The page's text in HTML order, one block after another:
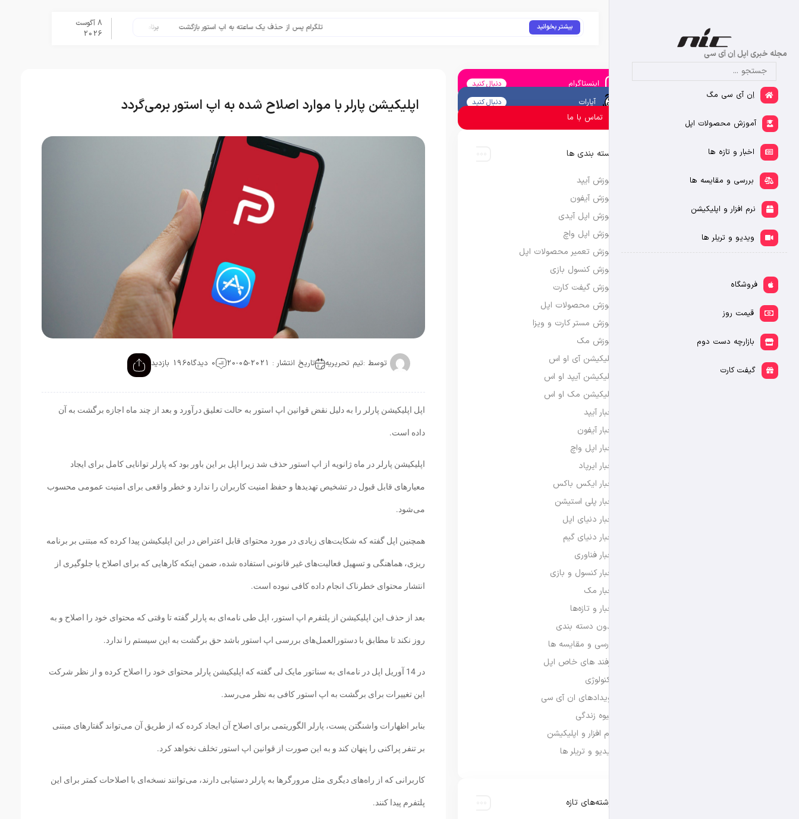
مجله خبری اپل اِن آی سی
اِن آی سی مگ
آموزش محصولات اپل
اخبار و تازه ها
بررسی و مقایسه ها
نرم افزار و اپلیکیشن
ویدیو و تریلر ها
فروشگاه
قیمت روز
بازارچه دست دوم
گیفت کارت
بیشتر بخوانید تلگرام پس از حذف یک ساعته به اپ استور بازگشت برنامه Apple Upgrade معرفی شد؛ شرایط اپل برای اجاره آیفون، آیپد، مک و اپل واچ
8 آگوست
2026
اپلیکیشن پارلر با موارد اصلاح شده به اپ استور برمی‌گردد
توسط :تیم تحریریه تاریخ انتشار : 2021-05-20 0 دیدگاه 196 بازدید
اپل اپلیکیشن پارلر را به دلیل نقض قوانین اپ استور به حالت تعلیق درآورد و بعد از چند ماه اجازه برگشت به آن
داده است.
اپلیکیشن پارلر در ماه ژانویه از اپ استور حذف شد زیرا اپل بر این باور بود که پارلر توانایی کامل برای ایجاد
معیارهای قابل قبول در تشخیص تهدیدها و حفظ امنیت کاربران را ندارد و خطر واقعی برای امنیت عمومی محسوب
می‌شود.
همچنین اپل گفته که شکایت‌های زیادی در مورد محتوای قابل اعتراض در این اپلیکیشن پیدا کرده که مبتنی بر برنامه
ریزی، هماهنگی و تسهیل فعالیت‌های غیر قانونی استفاده شده، ضمن اینکه کارهایی که برای اصلاح یا جلوگیری از
انتشار محتوای خطرناک انجام داده کافی نبوده است.
بعد از حذف این اپلیکیشن از پلتفرم اپ استور، اپل طی نامه‌ای به پارلر گفته تا وقتی که محتوای خود را اصلاح و به
روز نکند تا مطابق با دستورالعمل‌های بررسی اپ استور باشد حق برگشت به این سیستم را ندارد.
در 14 آوریل اپل در نامه‌ای به سناتور مایک لی گفته که اپلیکیشن پارلر محتوای خود را اصلاح کرده و از نظر شرکت
این تغییرات برای برگشت به اپ استور کافی به نظر می‌رسد.
بنابر اظهارات واشنگتن پست، پارلر الگوریتمی برای اصلاح آن ایجاد کرده که از طریق آن می‌تواند گفتارهای مبتنی
بر تنفر پراکنی را پنهان کند و به این صورت از قوانین اپ استور تخلف نخواهد کرد.
کاربرانی که از راه‌های دیگری مثل مرورگرها به پارلر دستیابی دارند، می‌توانند نسخه‌ای با اصلاحات کمتر برای این
پلتفرم پیدا کنند.
اینستاگرام دنبال کنید
آپارات دنبال کنید
تماس با ما
دسته بندی ها
آموزش آیپد
آموزش آیفون
آموزش اپل آیدی
آموزش اپل واچ
آموزش تعمیر محصولات اپل
آموزش کنسول بازی
آموزش گیفت کارت
آموزش محصولات اپل
آموزش مستر کارت و ویزا
آموزش مک
اپلیکیشن آی او اس
اپلیکیشن آیپد او اس
اپلیکیشن مک او اس
اخبار آیپد
اخبار آیفون
اخبار اپل واچ
اخبار ایرپاد
اخبار ایکس باکس
اخبار پلی استیشن
اخبار دنیای اپل
اخبار دنیای گیم
اخبار فناوری
اخبار کنسول و بازی
اخبار مک
اخبار و تازه‌ها
بدون دسته بندی
بررسی و مقایسه ها
ترفند های خاص اپل
تکنولوژی
رویدادهای ان آی سی
شیوه زندگی
نرم افزار و اپلیکیشن
ویدیو و تریلر ها
نوشته‌های تازه